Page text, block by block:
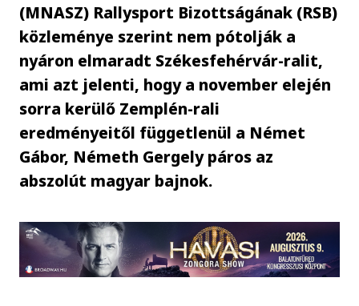
(MNASZ) Rallysport Bizottságának (RSB)
közleménye szerint nem pótolják a
nyáron elmaradt Székesfehérvár-ralit,
ami azt jelenti, hogy a november elején
sorra kerülő Zemplén-rali
eredményeitől függetlenül a Német
Gábor, Németh Gergely páros az
abszolút magyar bajnok.